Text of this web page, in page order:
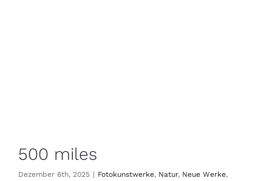
500 miles
Dezember 6th, 2025 | Fotokunstwerke, Natur, Neue Werke,